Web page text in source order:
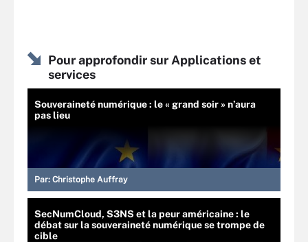
Pour approfondir sur Applications et
services
Souveraineté numérique : le « grand soir » n’aura
pas lieu
Par: Christophe Auffray
SecNumCloud, S3NS et la peur américaine : le
débat sur la souveraineté numérique se trompe de
cible